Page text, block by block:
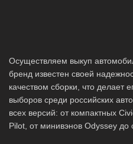
Осуществляем выкуп
бренд известен своей
качеством сборки, что делает
выборов среди российских
всех версий: от компактных
Pilot, от минивэнов Odyssey до